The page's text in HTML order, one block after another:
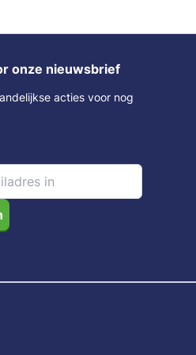
onze nieuwsbrief
acties voor nog